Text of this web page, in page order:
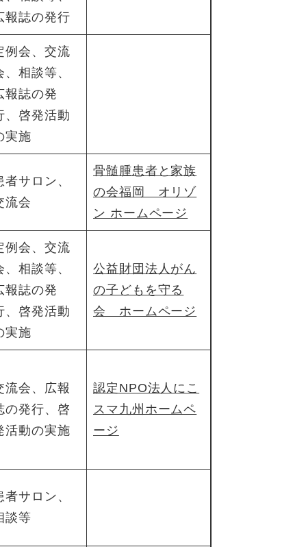
報誌の発行
例会、交流
、相談等、
報誌の発
、啓発活動
実施
者サロン、
流会
骨髄腫患者と家族
の会福岡 オリゾ
ン ホームページ
例会、交流
、相談等、
報誌の発
、啓発活動
実施
公益財団法人がん
の子どもを守る
会 ホームページ
流会、広報
の発行、啓
活動の実施
認定NPO法人にこ
スマ九州ホームペ
ージ
者サロン、
談等